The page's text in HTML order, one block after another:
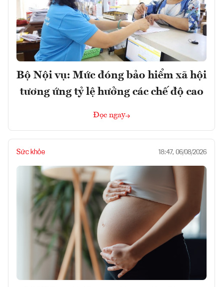
Bộ Nội vụ: Mức đóng bảo hiểm xã hội
tương ứng tỷ lệ hưởng các chế độ cao
Đọc ngay
Sức khỏe 18:47, 06/08/2026